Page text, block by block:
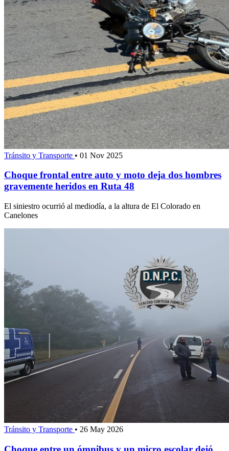
Tránsito y Transporte • 01 Nov 2025
Choque frontal entre auto y moto deja dos hombres
gravemente heridos en Ruta 48
El siniestro ocurrió al mediodía, a la altura de El Colorado en
Canelones
Tránsito y Transporte • 26 May 2026